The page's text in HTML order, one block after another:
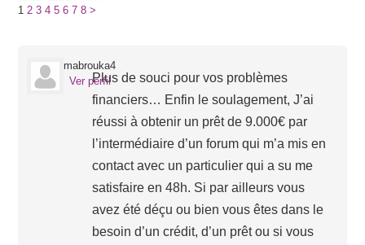
1 2 3 4 5 6 7 8 >
mabrouka4
Ver perfilPlus de souci pour vos problèmes
financiers… Enfin le soulagement, J’ai
réussi à obtenir un prêt de 9.000€ par
l’intermédiaire d’un forum qui m’a mis en
contact avec un particulier qui a su me
satisfaire en 48h. Si par ailleurs vous
avez été déçu ou bien vous êtes dans le
besoin d’un crédit, d’un prêt ou si vous